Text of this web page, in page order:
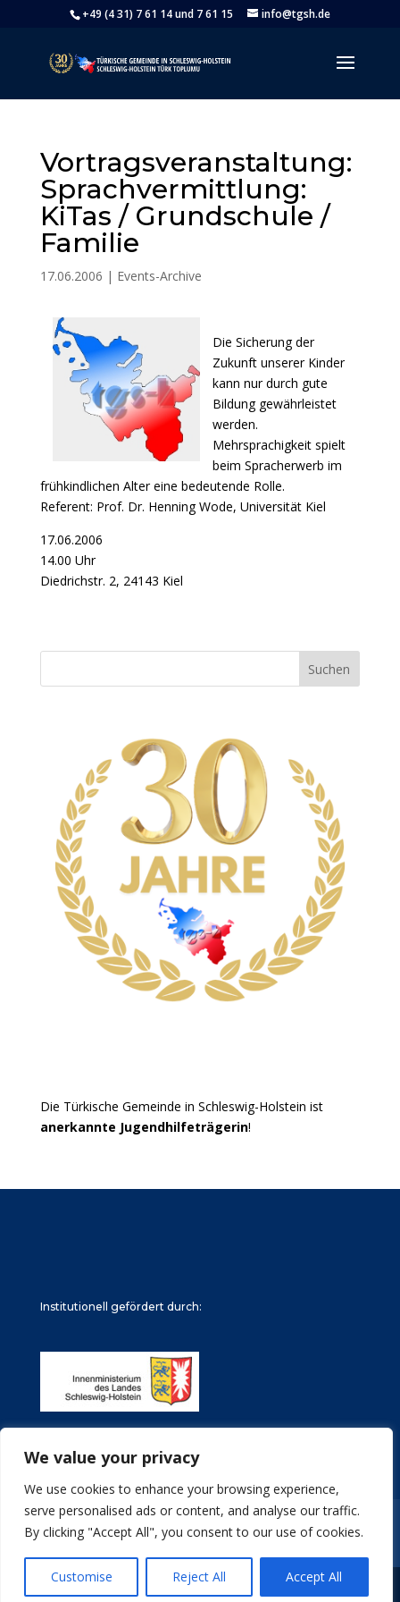
We value your privacy
We use cookies to enhance your browsing experience,
serve personalised ads or content, and analyse our traffic.
By clicking "Accept All", you consent to our use of cookies.
Customise Reject All Accept All
+49 (4 31) 7 61 14 und 7 61 15 info@tgsh.de
Vortragsveranstaltung:
Sprachvermittlung:
KiTas / Grundschule /
Familie
17.06.2006 | Events-Archive
Die Sicherung der
Zukunft unserer Kinder
kann nur durch gute
Bildung gewährleistet
werden.
Mehrsprachigkeit spielt
beim Spracherwerb im
frühkindlichen Alter eine bedeutende Rolle.
Referent: Prof. Dr. Henning Wode, Universität Kiel
17.06.2006
14.00 Uhr
Diedrichstr. 2, 24143 Kiel
Suchen
Die Türkische Gemeinde in Schleswig-Holstein ist
anerkannte Jugendhilfeträgerin!
Institutionell gefördert durch:
Impressum Datenschutz
Stellenangebote
© Türkische Gemeinde in Schleswig-Holstein e.V.